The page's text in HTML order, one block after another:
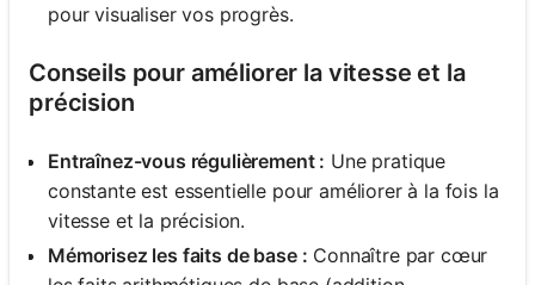
pour visualiser vos progrès.
Conseils pour améliorer la vitesse et la
précision
Entraînez-vous régulièrement : Une pratique
constante est essentielle pour améliorer à la fois la
vitesse et la précision.
Mémorisez les faits de base : Connaître par cœur